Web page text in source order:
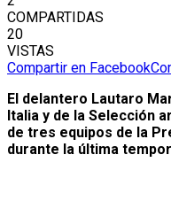
COMPARTIDAS
20
VISTAS
Compartir en Facebook
El delantero Lautaro
Italia y de la Selección
de tres equipos de la
durante la última